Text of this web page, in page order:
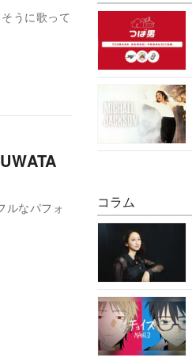
うに歌って
ルなパフォ
コラム